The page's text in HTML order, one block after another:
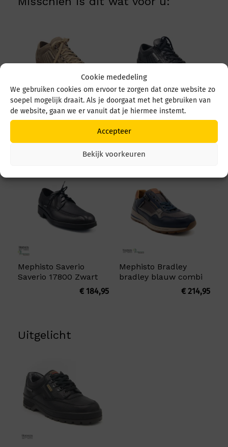
Cookie mededeling
We gebruiken cookies om ervoor te zorgen dat onze website zo
soepel mogelijk draait. Als je doorgaat met het gebruiken van
de website, gaan we er vanuit dat je hiermee instemt.
Accepteer
Bekijk voorkeuren
Mephisto Rainbow
€199,95
Mephisto Rainbow
Rainbow Zwart
€199,95
Mephisto Saverio
Saverio 17800 Zwart
€184,95
Mephisto Bradley
bradley blauw combi
€214,95
Uitgelicht